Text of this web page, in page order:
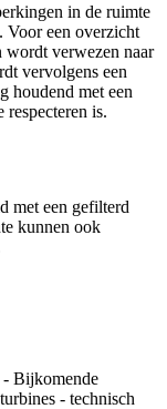
in de ruimte
Voor een overzicht
verwezen naar
vervolgens een
houdend met een
is.
met een gefilterd
kunnen ook
- Bijkomende
- technisch